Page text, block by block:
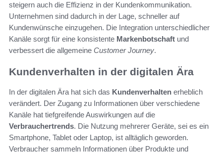
steigern auch die Effizienz in der Kundenkommunikation.
Unternehmen sind dadurch in der Lage, schneller auf
Kundenwünsche einzugehen. Die Integration unterschiedlicher
Kanäle sorgt für eine konsistente Markenbotschaft und
verbessert die allgemeine Customer Journey.
Kundenverhalten in der digitalen Ära
In der digitalen Ära hat sich das Kundenverhalten erheblich
verändert. Der Zugang zu Informationen über verschiedene
Kanäle hat tiefgreifende Auswirkungen auf die
Verbrauchertrends. Die Nutzung mehrerer Geräte, sei es ein
Smartphone, Tablet oder Laptop, ist alltäglich geworden.
Verbraucher sammeln Informationen über Produkte und